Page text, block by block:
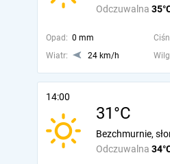
Odczuwalna
Opad: 0 mm
Wiatr:
24 km/h
14:00
31°C
Odczuwalna
Bezchmurnie,